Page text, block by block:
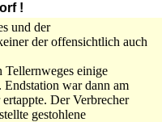
!
und der
der offensichtlich auch
Tellernweges einige
war dann am
Der Verbrecher
gestohlene